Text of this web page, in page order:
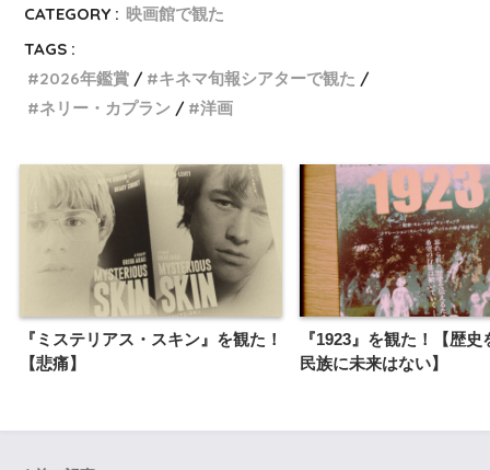
CATEGORY : 映画館で観た
TAGS :
2026年鑑賞
キネマ旬報シアターで観た
ネリー・カプラン
洋画
『ミステリアス・スキン』を観た！
【悲痛】
『1923』を観た！【歴史
民族に未来はない】